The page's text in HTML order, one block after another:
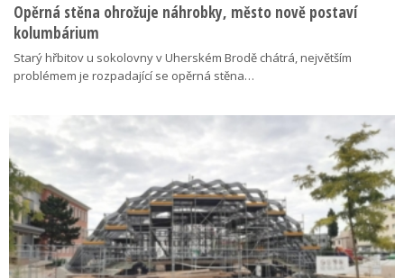
Opěrná stěna ohrožuje náhrobky, město nově postaví
kolumbárium
Starý hřbitov u sokolovny v Uherském Brodě chátrá, největším
problémem je rozpadající se opěrná stěna…